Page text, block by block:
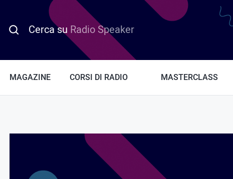
Cerca su Radio Speaker
MAGAZINE CORSI DI RADIO MASTERCLASS